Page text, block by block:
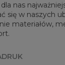
nas
się w naszych
materiałów,